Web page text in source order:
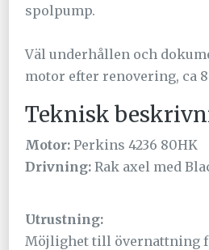
spolpump.
Väl underhållen och
motor efter renovering, ca
Teknisk
Motor: Perkins 4236 80HK
Drivning: Rak axel med
Utrustning:
Möjlighet till övernattning